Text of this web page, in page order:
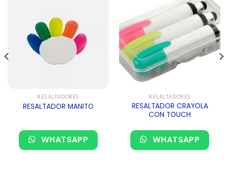
RESALTADORES
RESALTADOR MANITO
WHATSAPP
RESALTADORES
RESALTADOR CRAYOLA
CON TOUCH
WHATSAPP